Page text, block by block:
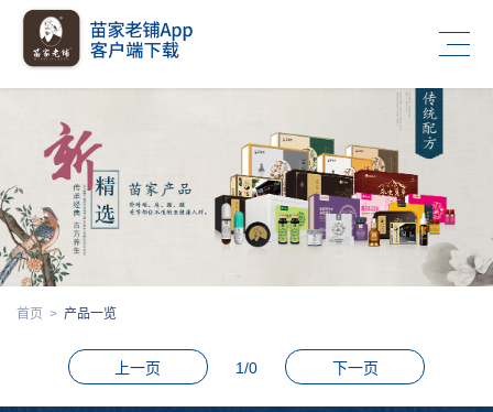
首页 > 产品一览
上一页 1/0 下一页